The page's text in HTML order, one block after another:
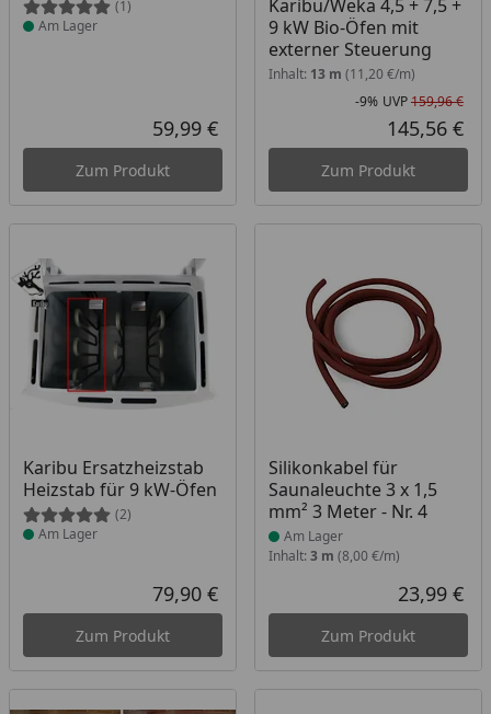
(1)
Am Lager
Aktueller Preis
59,99 €
Zum Produkt
Karibu/Weka 4,5 + 7,5 +
9 kW Bio-Öfen mit
externer Steuerung
Inhalt: 13 m (11,20 €/m)
-9% UVP159,96 €
145,56 €
Zum Produkt
Karibu Ersatzheizstab
Heizstab für 9 kW-Öfen
(2)
Produkt am Lager
Am Lager
Aktueller Preis
79,90 €
Zum Produkt
Silikonkabel für
Saunaleuchte 3 x 1,5
mm² 3 Meter - Nr. 4
Produkt am Lager
Am Lager
Inhalt: 3 m (8,00 €/m)
23,99 €
Zum Produkt